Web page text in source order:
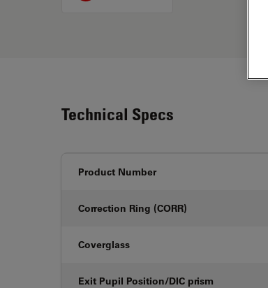
Technical Specs
Product Number
Correction Ring (CORR)
Coverglass
Exit Pupil Position/DIC prism